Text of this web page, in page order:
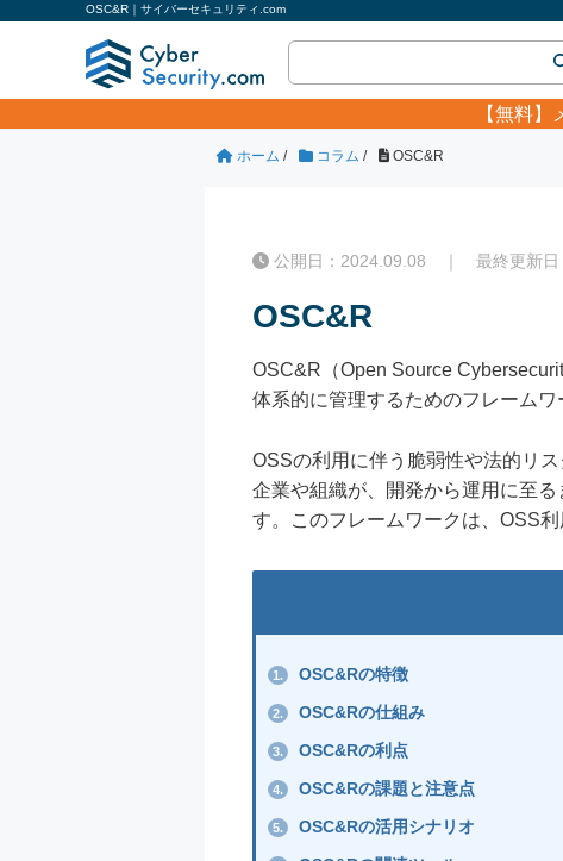
OSC&R｜サイバーセキュリティ.com
【無料】
ホーム / コラム / OSC&R
公開日：2024.09.08 ｜ 最終更新日
OSC&R
OSC&R（Open Source
体系的に管理するためのフレームワ
OSSの利用に伴う脆弱性や法的リ
企業や組織が、開発から運用に至
す。このフレームワークは、OSS
1. OSC&Rの特徴
2. OSC&Rの仕組み
3. OSC&Rの利点
4. OSC&Rの課題と注意点
5. OSC&Rの活用シナリオ